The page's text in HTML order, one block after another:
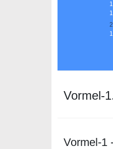
Vormel-
Vormel-1